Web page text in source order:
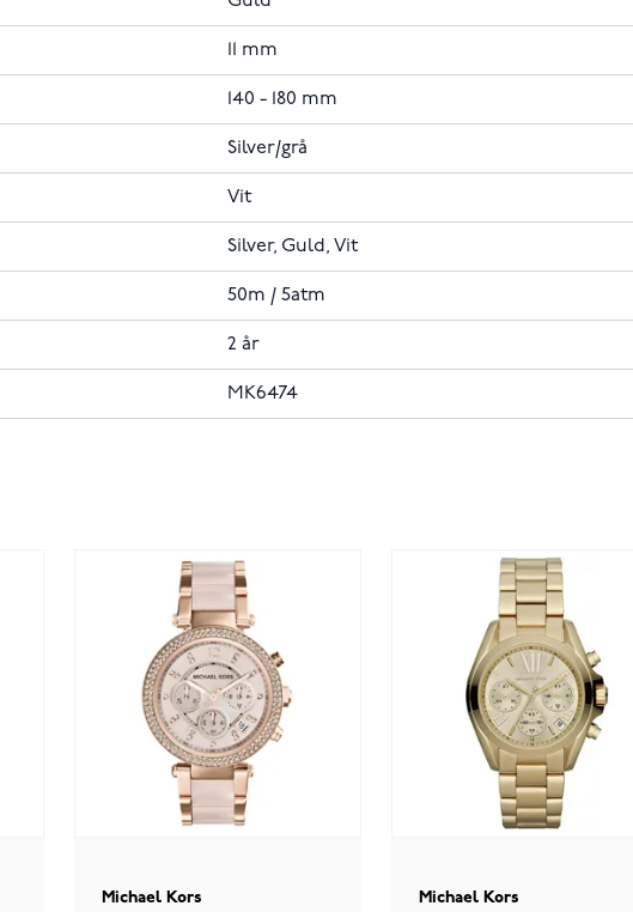
11 mm
140 - 180 mm
Silver/grå
Vit
Silver, Guld, Vit
50m / 5atm
2 år
MK6474
Michael Kors Michael Kors